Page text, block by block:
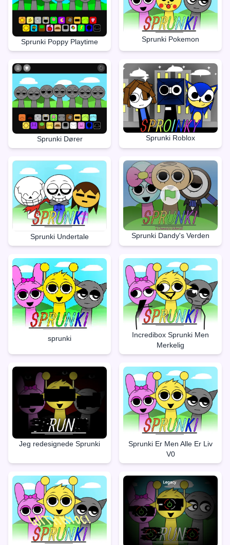
Sprunki Poppy Playtime Sprunki Pokemon
Sprunki Dører Sprunki Roblox
Sprunki Undertale Sprunki Dandy's Verden
sprunki
Incredibox Sprunki Men
Merkelig
Jeg redesignede Sprunki
Sprunki Er Men Alle Er Liv
V0